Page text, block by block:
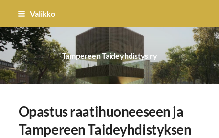
Siirry
sisältöön
Valikko
Tampereen Taideyhdistys ry
Opastus raatihuoneeseen ja
Tampereen Taideyhdistyksen